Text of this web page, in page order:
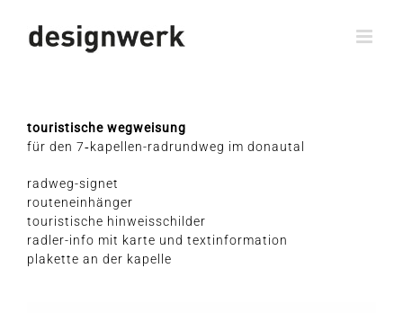
springen
tou­ris­ti­sche wegweisung
für den 7‑ka­pel­len-rad­rund­weg im donautal
rad­weg-signet
routeneinhänger
tou­ris­ti­sche hinweisschilder
rad­ler-info mit kar­te und textinformation
pla­ket­te an der kapelle